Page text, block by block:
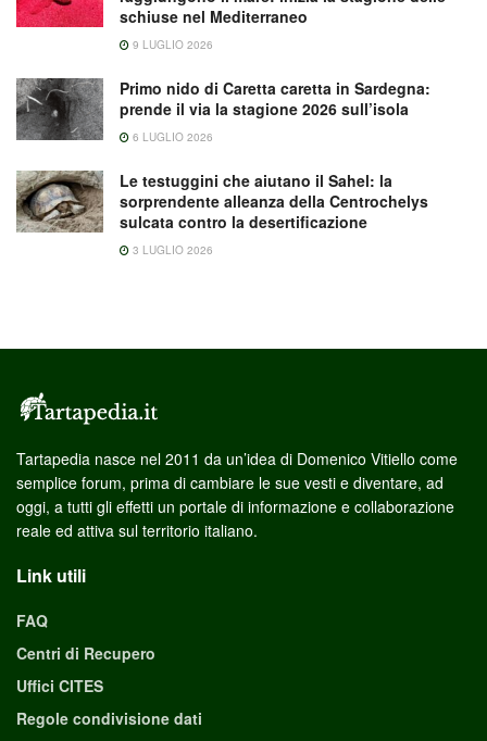
schiuse nel Mediterraneo
9 LUGLIO 2026
Primo nido di Caretta caretta in Sardegna:
prende il via la stagione 2026 sull’isola
6 LUGLIO 2026
Le testuggini che aiutano il Sahel: la
sorprendente alleanza della Centrochelys
sulcata contro la desertificazione
3 LUGLIO 2026
Tartapedia nasce nel 2011 da un’idea di Domenico Vitiello come
semplice forum, prima di cambiare le sue vesti e diventare, ad
oggi, a tutti gli effetti un portale di informazione e collaborazione
reale ed attiva sul territorio italiano.
Link utili
FAQ
Centri di Recupero
Uffici CITES
Regole condivisione dati